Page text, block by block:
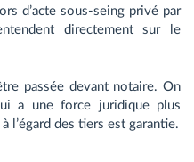
d’acte sous-seing privé par
directement sur le
passée devant notaire. On
a une force juridique plus
l’égard des tiers est garantie.